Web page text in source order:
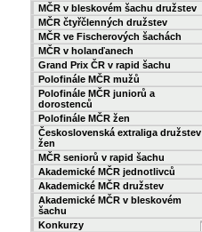
MČR v bleskovém šachu družstev
MČR čtyřčlenných družstev
MČR ve Fischerových šachách
MČR v holanďanech
Grand Prix ČR v rapid šachu
Polofinále MČR mužů
Polofinále MČR juniorů a
dorostenců
Polofinále MČR žen
Československá extraliga družstev
žen
MČR seniorů v rapid šachu
Akademické MČR jednotlivců
Akademické MČR družstev
Akademické MČR v bleskovém
šachu
Konkurzy